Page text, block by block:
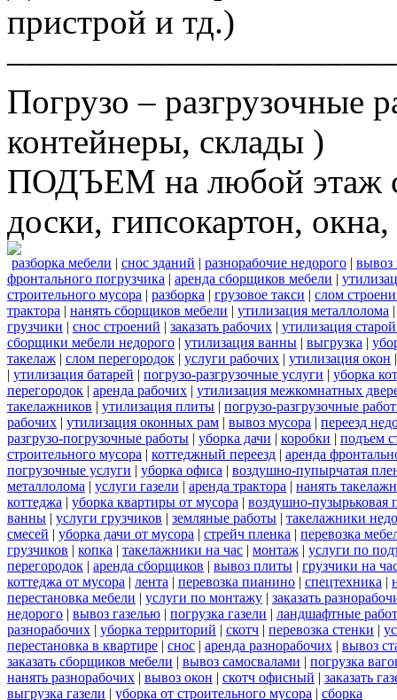
пристрой и тд.)
Погрузо – разгрузочные
контейнеры, склады )
ПОДЪЕМ на любой этаж
доски, гипсокартон,
разборка мебели | снос зданий | разнорабочие недорого | вывоз
фронтального погрузчика | аренда сборщиков мебели |
строительного мусора | разборка | грузовое такси | слом
трактора | нанять сборщиков мебели | утилизация металлолома
грузчики | снос строений | заказать рабочих | утилизация
сборщики мебели недорого | утилизация ванны | выгрузка |
такелаж | слом перегородок | услуги рабочих | утилизация окон
| утилизация батарей | погрузо-разгрузочные услуги | уборка
перегородок | аренда рабочих | утилизация межкомнатных
такелажников | утилизация плиты | погрузо-разгрузочные
рабочих | утилизация оконных рам | вывоз мусора | переезд
разгрузо-погрузочные работы | уборка дачи | коробки | подъем
строительного мусора | коттеджный переезд | аренда
погрузочные услуги | уборка офиса | воздушно-пупырчатая
металлолома | услуги газели | аренда трактора | нанять
коттеджа | уборка квартиры от мусора | воздушно-пузырьковая
ванны | услуги грузчиков | земляные работы | такелажники
смесей | уборка дачи от мусора | стрейч пленка | перевозка
грузчиков | копка | такелажники на час | монтаж | услуги по
перегородок | аренда сборщиков | вывоз плиты | грузчики на
коттеджа от мусора | лента | перевозка пианино | спецтехника |
перестановка мебели | услуги по монтажу | заказать
недорого | вывоз газелью | погрузка газели | ландшафтные
разнорабочих | уборка территорий | скотч | перевозка стенки |
перестановка в квартире | снос | аренда разнорабочих | вывоз
заказать сборщиков мебели | вывоз самосвалами | погрузка
нанять разнорабочих | вывоз окон | скотч офисный | заказать
выгрузка газели | уборка от строительного мусора | сборка